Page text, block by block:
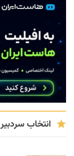
انتخاب سردبیر